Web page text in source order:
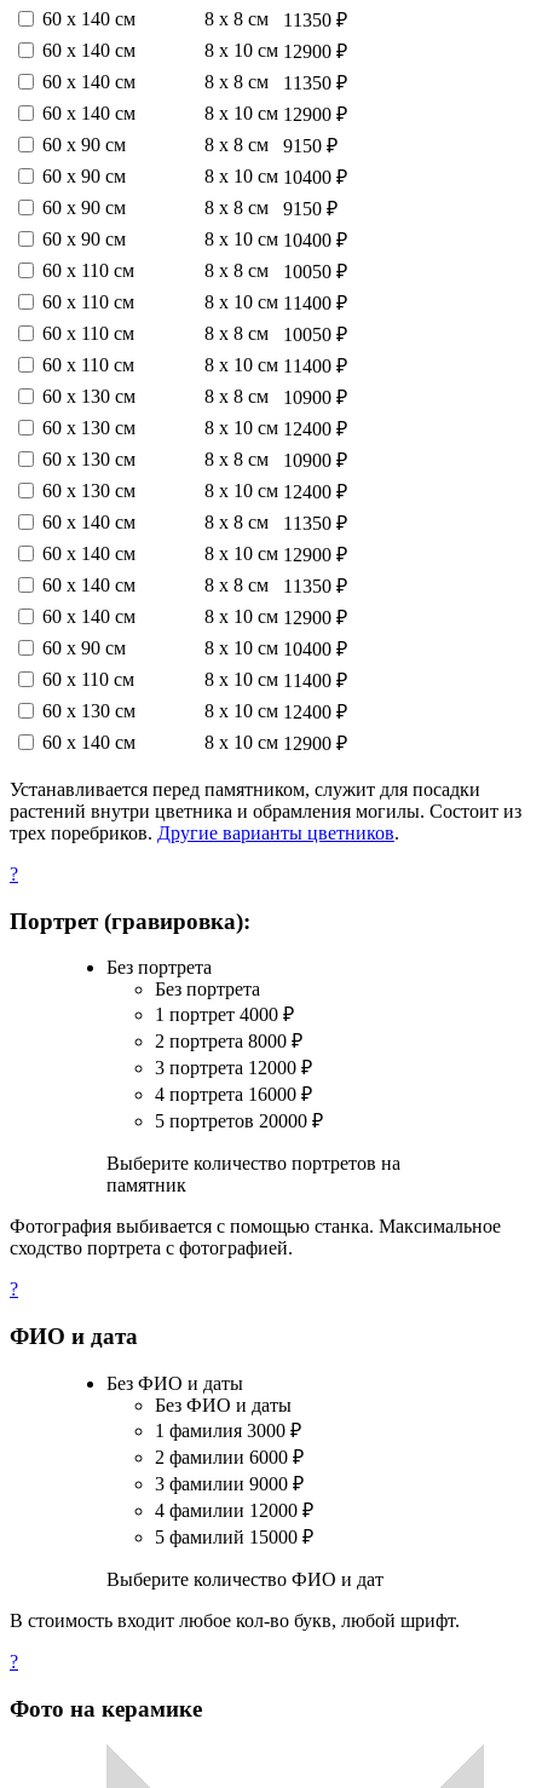
60 х 140 см
8 х 8 см
11350 ₽
60 х 140 см
8 х 10 см 12900 ₽
60 х 140 см
8 х 8 см
11350 ₽
60 х 140 см
8 х 10 см 12900 ₽
60 х 90 см
8 х 8 см
9150 ₽
60 х 90 см
8 х 10 см 10400 ₽
60 х 90 см
8 х 8 см
9150 ₽
60 х 90 см
8 х 10 см 10400 ₽
60 х 110 см
8 х 8 см
10050 ₽
60 х 110 см
8 х 10 см 11400 ₽
60 х 110 см
8 х 8 см
10050 ₽
60 х 110 см
8 х 10 см 11400 ₽
60 х 130 см
8 х 8 см
10900 ₽
60 х 130 см
8 х 10 см 12400 ₽
60 х 130 см
8 х 8 см
10900 ₽
60 х 130 см
8 х 10 см 12400 ₽
60 х 140 см
8 х 8 см
11350 ₽
60 х 140 см
8 х 10 см 12900 ₽
60 х 140 см
8 х 8 см
11350 ₽
60 х 140 см
8 х 10 см 12900 ₽
60 х 90 см
8 х 10 см 10400 ₽
60 х 110 см
8 х 10 см 11400 ₽
60 х 130 см
8 х 10 см 12400 ₽
60 х 140 см
8 х 10 см 12900 ₽
Устанавливается перед памятником, служит для посадки
растений внутри цветника и обрамления могилы. Состоит из
трех поребриков. Другие варианты цветников.
?
Портрет (гравировка):
Без портрета
Без портрета
1 портрет 4000 ₽
2 портрета 8000 ₽
3 портрета 12000 ₽
4 портрета 16000 ₽
5 портретов 20000 ₽
Выберите количество портретов на
памятник
Фотография выбивается с помощью станка. Максимальное
сходство портрета с фотографией.
?
ФИО и дата
Без ФИО и даты
Без ФИО и даты
1 фамилия 3000 ₽
2 фамилии 6000 ₽
3 фамилии 9000 ₽
4 фамилии 12000 ₽
5 фамилий 15000 ₽
Выберите количество ФИО и дат
В стоимость входит любое кол-во букв, любой шрифт.
?
Фото на керамике